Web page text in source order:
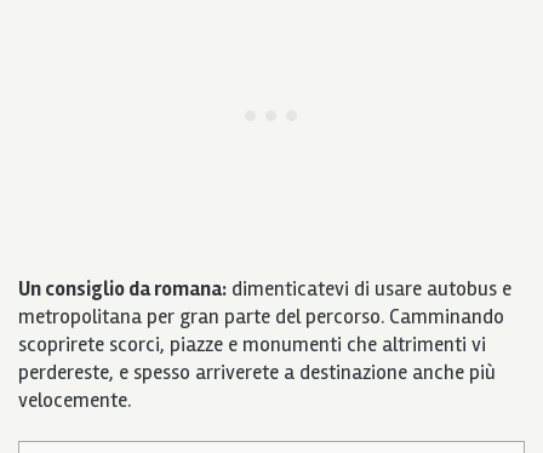
Un consiglio da romana: dimenticatevi di usare autobus e
metropolitana per gran parte del percorso. Camminando
scoprirete scorci, piazze e monumenti che altrimenti vi
perdereste, e spesso arriverete a destinazione anche più
velocemente.